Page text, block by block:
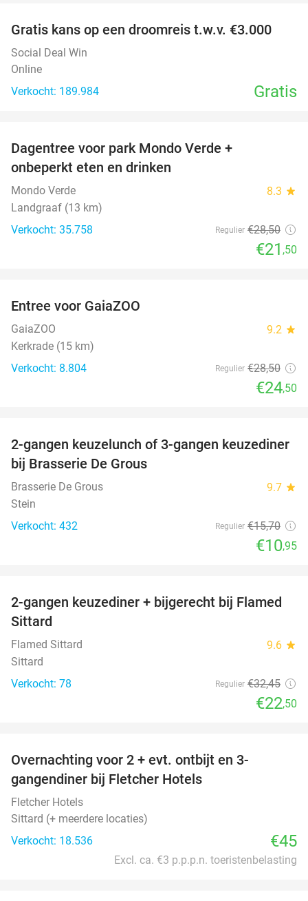
Gratis kans op een droomreis t.w.v. €3.000
Social Deal Win
Online
Verkocht: 189.984
Gratis
Dagentree voor park Mondo Verde +
onbeperkt eten en drinken
Mondo Verde 8.3 star
Landgraaf (13 km)
Verkocht: 35.758
Regulier €28,50
€21 ,50
Entree voor GaiaZOO
GaiaZOO 9.2 star
Kerkrade (15 km)
Verkocht: 8.804
Regulier €28,50
€24,50
30%
2-gangen keuzelunch of 3-gangen keuzediner
bij Brasserie De Grous
Brasserie De Grous 9.7 star
Stein
Verkocht: 432
Regulier €15,70
€10,95
31%
2-gangen keuzediner + bijgerecht bij Flamed
Sittard
Flamed Sittard 9.6 star
Sittard
Verkocht: 78
Regulier €32,45
€22,50
Overnachting voor 2 + evt. ontbijt en 3-
gangendiner bij Fletcher Hotels
Fletcher Hotels
Sittard (+ meerdere locaties)
Verkocht: 18.536
€45
Excl. ca. €3 p.p.p.n. toeristenbelasting